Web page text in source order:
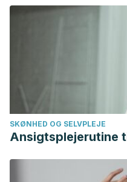
Research Journal of
https://doi.org/10.1002/
SKØNHED OG SELVPLEJE
Ansigtsplejerutine